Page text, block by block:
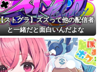
ストグラ】ズズって他の配信者
と一緒だと面白いんだよな